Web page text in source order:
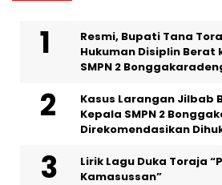
Resmi, Bupati Tana
Hukuman Disiplin Berat
SMPN 2
Kasus Larangan Jilbab
Kepala SMPN 2
Direkomendasikan
Lirik Lagu Duka Toraja
Kamasussan”